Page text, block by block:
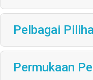
Pelbagai
Permukaan